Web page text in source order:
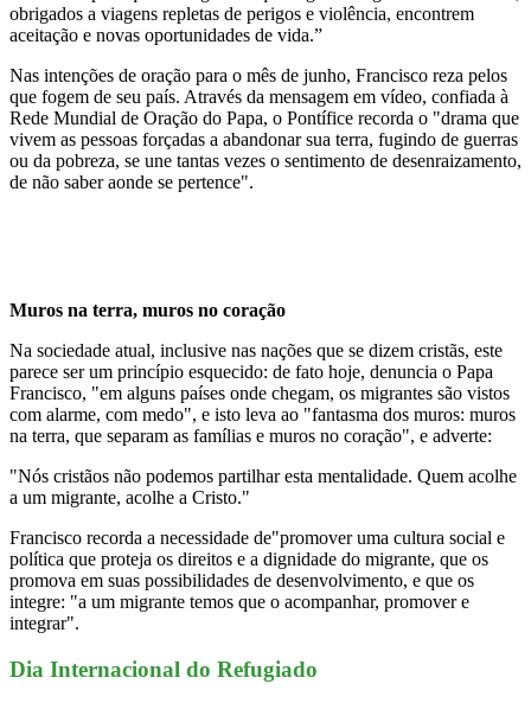
obrigados a viagens repletas de perigos e violência, encontrem
aceitação e novas oportunidades de vida.”
Nas intenções de oração para o mês de junho, Francisco reza pelos
que fogem de seu país. Através da mensagem em vídeo, confiada à
Rede Mundial de Oração do Papa, o Pontífice recorda o "drama que
vivem as pessoas forçadas a abandonar sua terra, fugindo de guerras
ou da pobreza, se une tantas vezes o sentimento de desenraizamento,
de não saber aonde se pertence".
Muros na terra, muros no coração
Na sociedade atual, inclusive nas nações que se dizem cristãs, este
parece ser um princípio esquecido: de fato hoje, denuncia o Papa
Francisco, "em alguns países onde chegam, os migrantes são vistos
com alarme, com medo", e isto leva ao "fantasma dos muros: muros
na terra, que separam as famílias e muros no coração", e adverte:
"Nós cristãos não podemos partilhar esta mentalidade. Quem acolhe
a um migrante, acolhe a Cristo."
Francisco recorda a necessidade de"promover uma cultura social e
política que proteja os direitos e a dignidade do migrante, que os
promova em suas possibilidades de desenvolvimento, e que os
integre: "a um migrante temos que o acompanhar, promover e
integrar".
Dia Internacional do Refugiado